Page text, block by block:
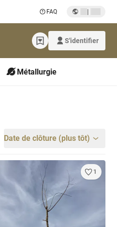
FAQ |
S'identifier
Métallurgie
Date de clôture (plus tôt)
1